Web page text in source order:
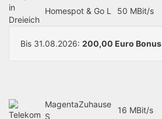
in
Dreieich
Homespot & Go L 50 MBit/s
Bis 31.08.2026: 200,00 Euro Bonus
MagentaZuhause
S
16 MBit/s